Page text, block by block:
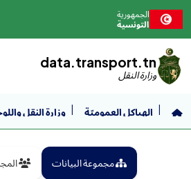
انتقل إلى المحتوى الرئيسي
الجمهورية
التونسية
data.transport.tn
وزارة النقل
الهياكل العموميّة
وزارة النقل
Lignes des taxis collectifs
مجموعة البيانات